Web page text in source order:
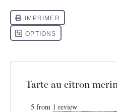
Tarte au citron
5 from 1 review